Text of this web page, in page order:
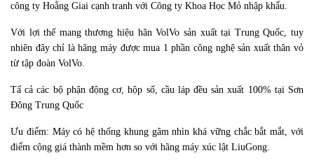
công ty Hoằng Giai cạnh tranh với Công ty Khoa Học Mỏ nhập khẩu.
Với lợi thế mang thương hiệu hãn VolVo sản xuất tại Trung Quốc, tuy
nhiên đây chỉ là hãng máy được mua 1 phần công nghệ sản xuất thân vỏ
từ tập đoàn VolVo.
Tấ cả các bộ phận động cơ, hộp số, cầu láp đều sản xuất 100% tại Sơn
Đông Trung Quốc
Ưu điểm: Máy có hệ thống khung gâm nhìn khá vững chắc bắt mắt, với
điểm cộng giá thành mềm hơn so với hãng máy xúc lật LiuGong.